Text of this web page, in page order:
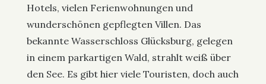
Hotels, vielen Ferienwohnungen und
wunderschönen gepflegten Villen. Das
bekannte Wasserschloss Glücksburg, gelegen
in einem parkartigen Wald, strahlt weiß über
den See. Es gibt hier viele Touristen, doch auch